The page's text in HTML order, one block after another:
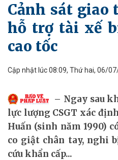
Cảnh sát
hỗ trợ tài xế
cao tốc
Cập nhật lúc 08:09, Thứ hai, 06/
Ngay sau
lực lượng CSGT xác
Huấn (sinh năm 1990)
co giật chân tay, nghi
cứu khẩn cấp...